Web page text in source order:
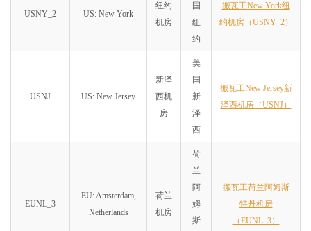
USNY_2 US: New York
纽约
机房
国
纽
约
搬瓦工New York纽
约机房（USNY_2）
USNJ US: New Jersey
新泽
西机
房
美
国
新
泽
西
搬瓦工New Jersey新
泽西机房（USNJ）
EUNL_3
EU: Amsterdam,
Netherlands
荷兰
机房
荷
兰
阿
姆
斯
搬瓦工荷兰阿姆斯
特丹机房
（EUNL_3）